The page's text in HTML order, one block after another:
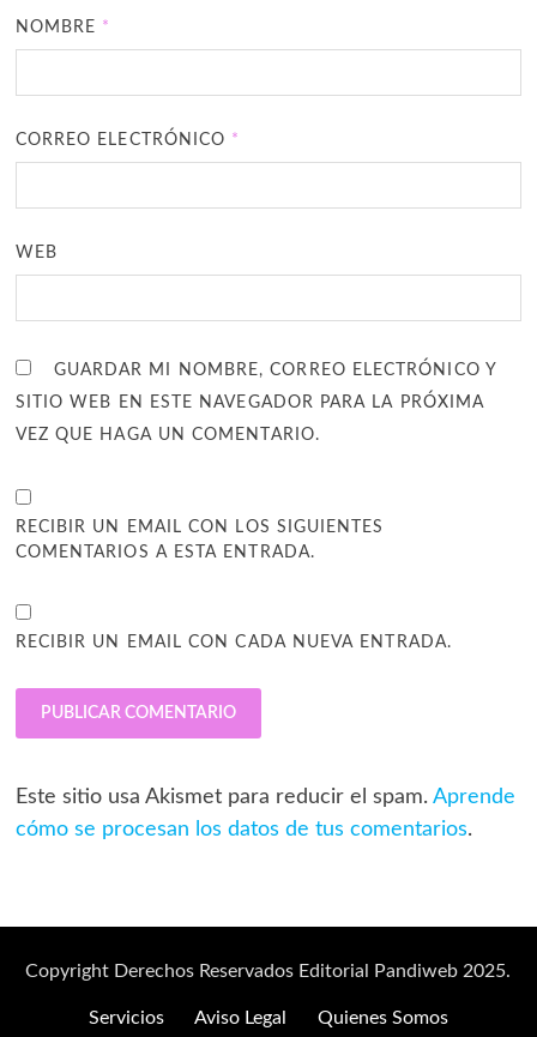
NOMBRE *
CORREO ELECTRÓNICO *
WEB
GUARDAR MI NOMBRE, CORREO ELECTRÓNICO Y
SITIO WEB EN ESTE NAVEGADOR PARA LA PRÓXIMA
VEZ QUE HAGA UN COMENTARIO.
RECIBIR UN EMAIL CON LOS SIGUIENTES
COMENTARIOS A ESTA ENTRADA.
RECIBIR UN EMAIL CON CADA NUEVA ENTRADA.
Este sitio usa Akismet para reducir el spam. Aprende
cómo se procesan los datos de tus comentarios.
Copyright Derechos Reservados Editorial Pandiweb 2025.
Servicios Aviso Legal Quienes Somos